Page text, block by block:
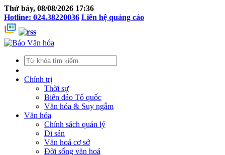
Thứ bảy, 08/08/2026 17:36
Hotline: 024.38220036 Liên hệ quảng cáo
Chính trị
Thời sự
Biển đảo Tổ quốc
Văn hóa & Suy ngẫm
Văn hóa
Chính sách quản lý
Di sản
Văn hoá cơ sở
Đời sống văn hoá